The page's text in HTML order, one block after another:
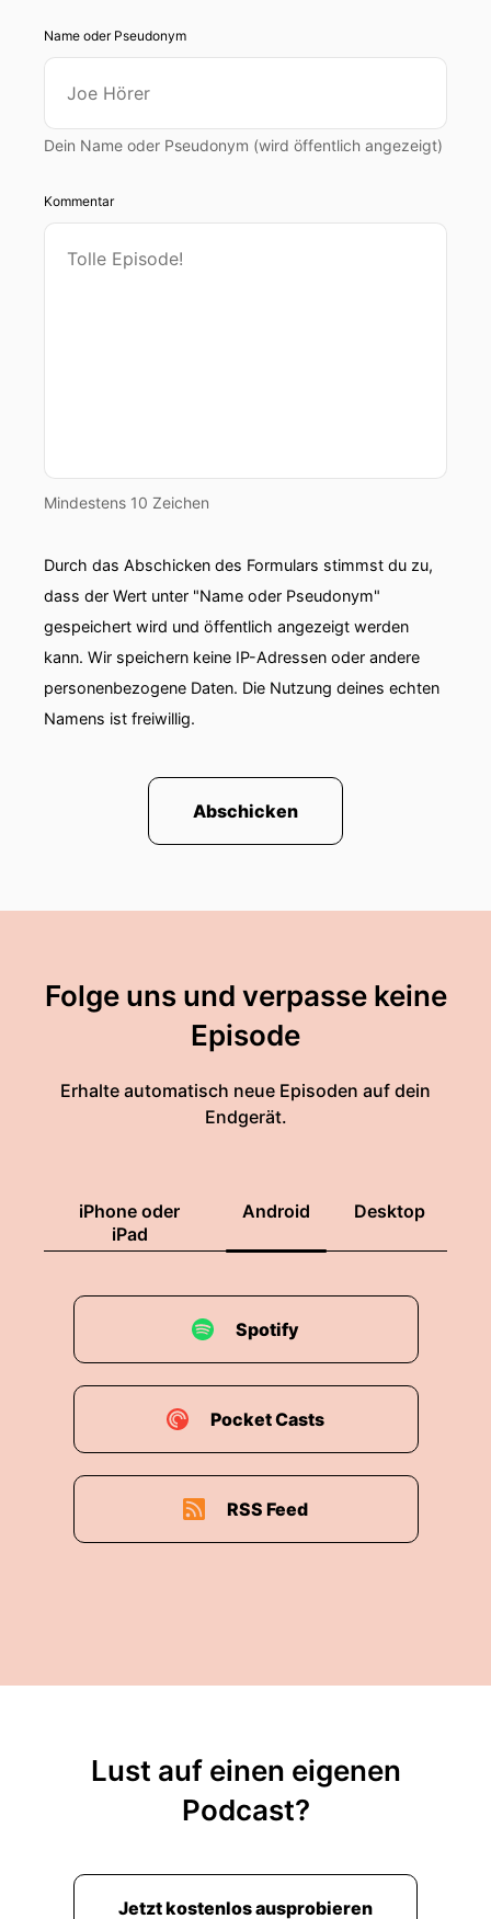
Name oder Pseudonym
Dein Name oder Pseudonym (wird öffentlich angezeigt)
Kommentar
Mindestens 10 Zeichen
Durch das Abschicken des Formulars stimmst du zu,
dass der Wert unter "Name oder Pseudonym"
gespeichert wird und öffentlich angezeigt werden
kann. Wir speichern keine IP-Adressen oder andere
personenbezogene Daten. Die Nutzung deines echten
Namens ist freiwillig.
Abschicken
Folge uns und verpasse keine
Episode
Erhalte automatisch neue Episoden auf dein
Endgerät.
iPhone oder
iPad
Android Desktop
Spotify
Pocket Casts
RSS Feed
Lust auf einen eigenen
Podcast?
Jetzt kostenlos ausprobieren